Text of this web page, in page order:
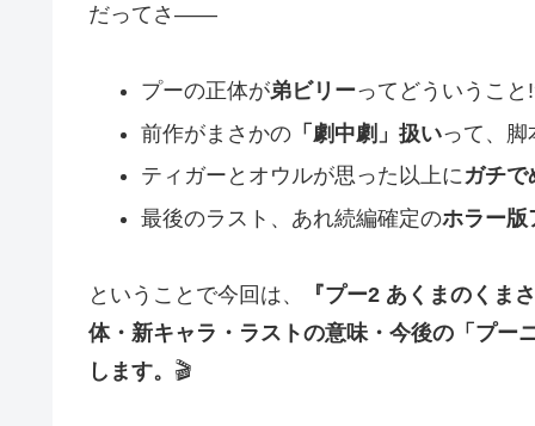
だってさ――
プーの正体が弟ビリーってどういうこと
前作がまさかの「劇中劇」扱いって、脚
ティガーとオウルが思った以上にガチで
最後のラスト、あれ続編確定のホラー版
ということで今回は、
『プー2 あくまのくま
体・新キャラ・ラストの意味・今後の「プー
します。 🎬